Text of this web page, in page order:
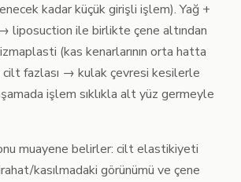
kadar küçük girişli işlem). Yağ +
liposuction ile birlikte çene altından
(kas kenarlarının orta hatta
fazlası → kulak çevresi kesilerle
işlem sıklıkla alt yüz germeyle
muayene belirler: cilt elastikiyeti
kasılmadaki görünümü ve çene